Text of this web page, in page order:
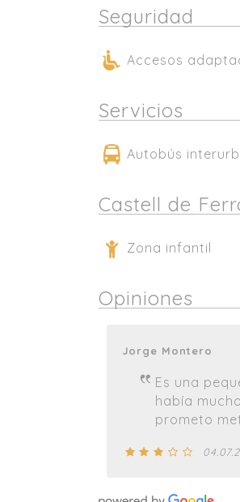
Seguridad
Accesos
Servicios
Autobús
Castell de
Zona infantil
Opiniones
Jorge Montero
Es una
había
prometo